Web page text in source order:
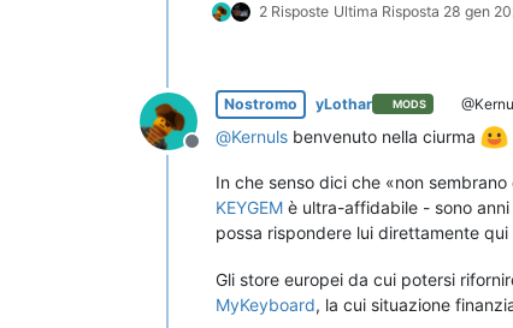
2 Risposte Ultima Risposta 28 gen
Non in linea
Nostromo yLothar MODS
@Kernuls benvenuto nella ciurma
In che senso dici che «non sembrano
KEYGEM è ultra-affidabile - sono
possa rispondere lui direttamente qui
Gli store europei da cui potersi
MyKeyboard, la cui situazione